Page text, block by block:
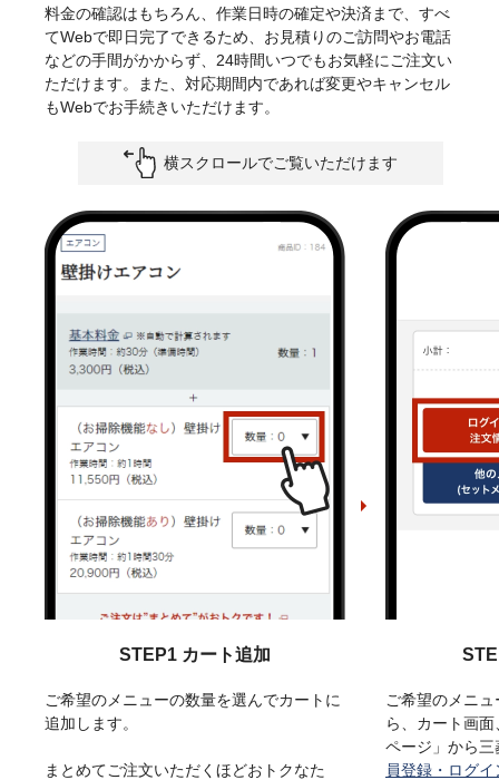
料金の確認はもちろん、作業日時の確定や決済まで、すべ
てWebで即日完了できるため、お見積りのご訪問やお電話
などの手間がかからず、24時間いつでもお気軽にご注文い
ただけます。また、対応期間内であれば変更やキャンセル
もWebでお手続きいただけます。
横スクロールでご覧いただけます
STEP1 カート追加
ご希望のメニューの数量を選んでカートに
追加します。
まとめてご注文いただくほどおトクなた
ご希望のメニ
ら、カート画
ページ」から
員登録・ログイ